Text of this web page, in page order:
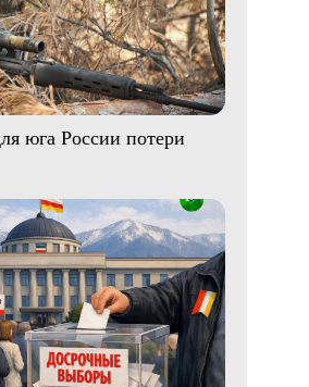
юга России потери